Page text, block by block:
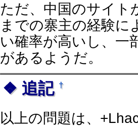
ただ、中国のサイト
までの寨主の経験に
い確率が高いし、一
があるようだ。
追記 †
以上の問題は、